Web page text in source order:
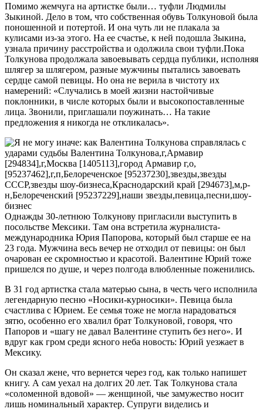
Помимо жемчуга на артистке были… туфли Людмилы
Зыкиной. Дело в том, что собственная обувь Толкуновой была
поношенной и потертой. И она чуть ли не плакала за
кулисами из-за этого. На ее счастье, к ней подошла Зыкина,
узнала причину расстройства и одолжила свои туфли.Пока
Толкунова продолжала завоевывать сердца публики, исполняя
шлягер за шлягером, разные мужчины пытались завоевать
сердце самой певицы. Но она не верила в чистоту их
намерений: «Случались в моей жизни настойчивые
поклонники, в числе которых были и высокопоставленные
лица. Звонили, приглашали поужинать… На такие
предложения я никогда не откликалась».
Однажды 30-летнюю Толкунову пригласили выступить в
посольстве Мексики. Там она встретила журналиста-
международника Юрия Папорова, который был старше ее на
23 года. Мужчина весь вечер не отходил от певицы: он был
очарован ее скромностью и красотой. Валентине Юрий тоже
пришелся по душе, и через полгода влюбленные поженились.
В 31 год артистка стала матерью сына, в честь чего исполнила
легендарную песню «Носики-курносики». Певица была
счастлива с Юрием. Ее семья тоже не могла нарадоваться
зятю, особенно его хвалил брат Толкуновой, говоря, что
Папоров и «шагу не давал Валентине ступить без него». И
вдруг как гром среди ясного неба новость: Юрий уезжает в
Мексику.
Он сказал жене, что вернется через год, как только напишет
книгу. А сам уехал на долгих 20 лет. Так Толкунова стала
«соломенной вдовой» — женщиной, чье замужество носит
лишь номинальный характер. Супруги виделись и